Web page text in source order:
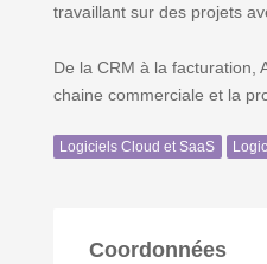
travaillant sur des projets
De la CRM à la facturation,
chaine commerciale et la
Logiciels Cloud et SaaS
Coordonnées